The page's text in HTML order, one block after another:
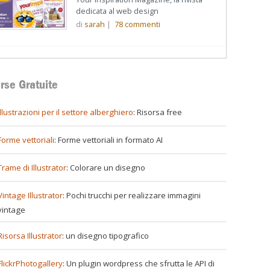
dedicata al web design
di sarah | 78commenti
Gratuite
per il settore alberghiero: Risorsa free
vettoriali: Forme vettoriali in formato AI
di Illustrator: Colorare un disegno
Illustrator: Pochi trucchi per realizzare immagini
Illustrator: un disegno tipografico
: Un plugin wordpress che sfrutta le API di